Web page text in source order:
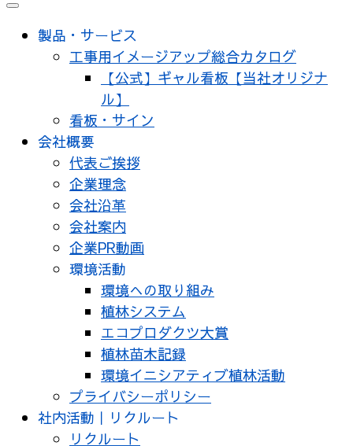
メ
製品・サービス
工事用イメージアップ総合カタログ
【公式】ギャル看板【当社オリジナ
ル】
看板・サイン
会社概要
代表ご挨拶
企業理念
会社沿革
会社案内
企業PR動画
環境活動
環境への取り組み
植林システム
エコプロダクツ大賞
植林苗木記録
環境イニシアティブ植林活動
プライバシーポリシー
社内活動｜リクルート
リクルート